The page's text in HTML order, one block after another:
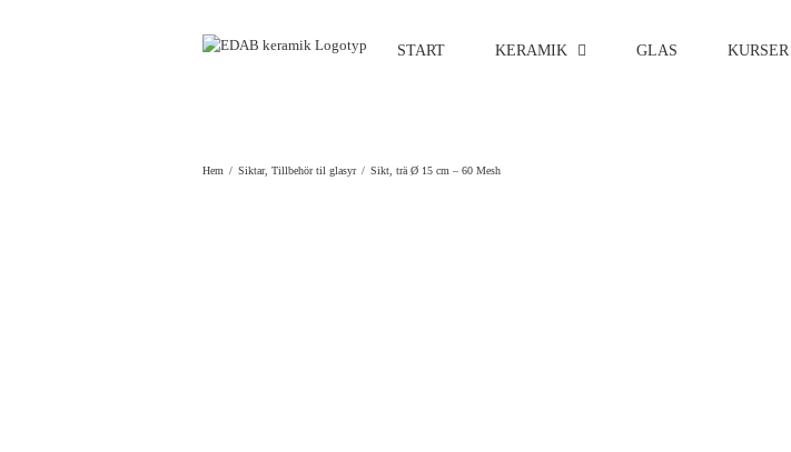
START KERAMIK GLAS KURSER
Hem Siktar Tillbehör til glasyr Sikt, trä Ø 15 cm – 60 Mesh